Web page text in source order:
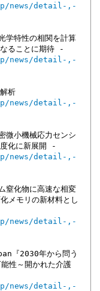
news/detail-,-
学特性の相関を計算
ることに期待 -
news/detail-,-
析
news/detail-,-
微小機械応力センシ
化に新展開 -
news/detail-,-
窒化物に高速な相変
メモリの新材料とし
news/detail-,-
『2030年から問う
性～開かれた介護
news/detail-,-